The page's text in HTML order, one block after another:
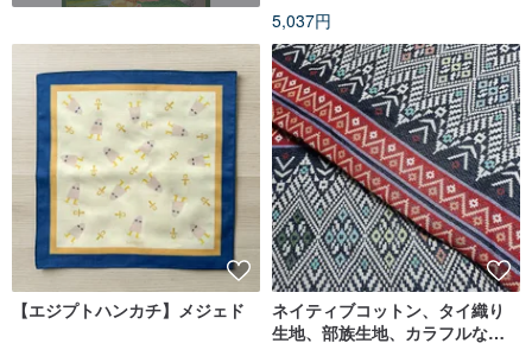
5,037円
【エジプトハンカチ】メジェド
ネイティブコットン、タイ織り
生地、部族生地、カラフルなネ